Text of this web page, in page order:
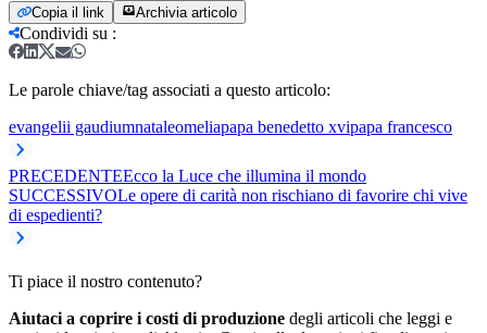
Copia il link Archivia articolo
Condividi su :
Le parole chiave/tag associati a questo articolo:
evangelii gaudiumnataleomeliapapa benedetto xvipapa francesco
PRECEDENTEEcco la Luce che illumina il mondo
SUCCESSIVOLe opere di carità non rischiano di favorire chi vive
di espedienti?
Ti piace il nostro contenuto?
Aiutaci a coprire i costi di produzione degli articoli che leggi e